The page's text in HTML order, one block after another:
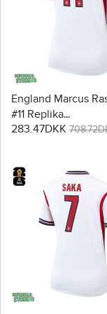
England Marcus
#11 Replika
Hjemmebanetrøje
283.47DKK